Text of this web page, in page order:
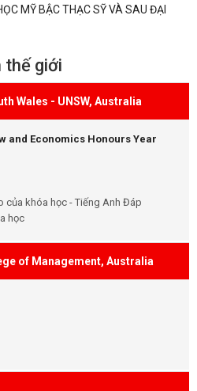
MỸ BẬC THẠC SỸ VÀ SAU ĐẠI
thế giới
Wales - UNSW, Australia
and Economics Honours Year
của khóa học - Tiếng Anh Đáp
học
of Management, Australia